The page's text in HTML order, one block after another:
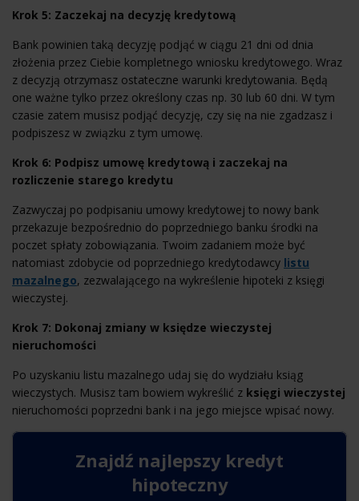
Krok 5: Zaczekaj na decyzję kredytową
Bank powinien taką decyzję podjąć w ciągu 21 dni od dnia
złożenia przez Ciebie kompletnego wniosku kredytowego. Wraz
z decyzją otrzymasz ostateczne warunki kredytowania. Będą
one ważne tylko przez określony czas np. 30 lub 60 dni. W tym
czasie zatem musisz podjąć decyzję, czy się na nie zgadzasz i
podpiszesz w związku z tym umowę.
Krok 6: Podpisz umowę kredytową i zaczekaj na
rozliczenie starego kredytu
Zazwyczaj po podpisaniu umowy kredytowej to nowy bank
przekazuje bezpośrednio do poprzedniego banku środki na
poczet spłaty zobowiązania. Twoim zadaniem może być
natomiast zdobycie od poprzedniego kredytodawcy listu
mazalnego, zezwalającego na wykreślenie hipoteki z księgi
wieczystej.
Krok 7: Dokonaj zmiany w księdze wieczystej
nieruchomości
Po uzyskaniu listu mazalnego udaj się do wydziału ksiąg
wieczystych. Musisz tam bowiem wykreślić z księgi wieczystej
nieruchomości poprzedni bank i na jego miejsce wpisać nowy.
Znajdź najlepszy kredyt
hipoteczny